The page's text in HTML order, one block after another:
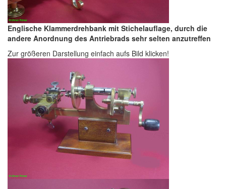
Englische Klammerdrehbank mit Stichelauflage, durch die
andere Anordnung des Antriebrads sehr selten anzutreffen
Zur größeren Darstellung einfach aufs Bild klicken!